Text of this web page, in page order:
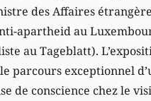
des Affaires
apartheid au
au Tageblatt).
parcours exceptionnel
de conscience chez le